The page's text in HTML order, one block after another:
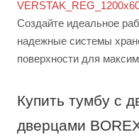
Создайте идеальное
надежные системы
поверхности для
Купить тумбу с
дверцами